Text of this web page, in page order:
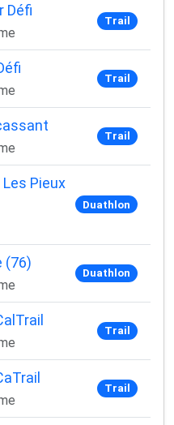
Défi
Trail
Trail
Trail
Pieux
Duathlon
(76)
Duathlon
Trail
Trail